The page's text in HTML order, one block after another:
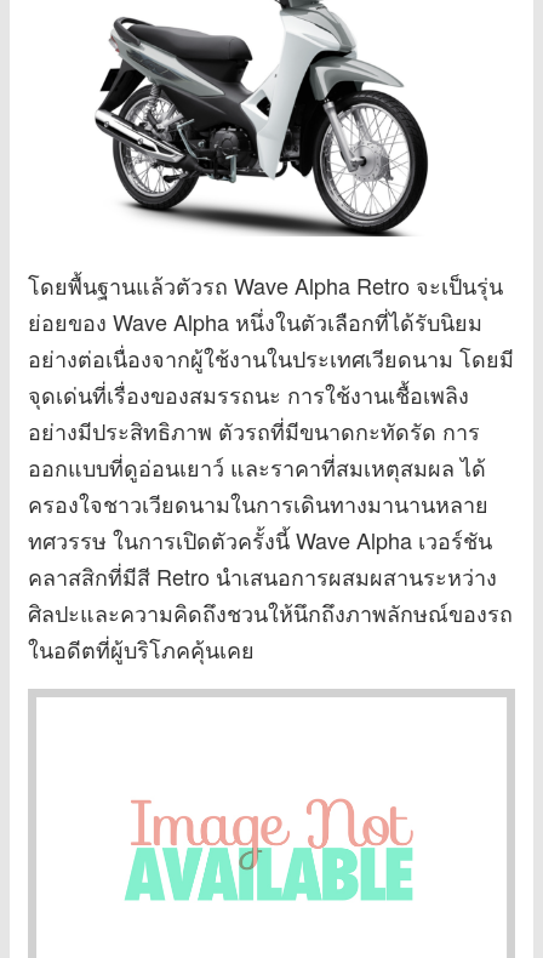
โดยพื้นฐานแล้วตัวรถ Wave Alpha Retro จะเป็นรุ่น
ย่อยของ Wave Alpha หนึ่งในตัวเลือกที่ได้รับนิยม
อย่างต่อเนื่องจากผู้ใช้งานในประเทศเวียดนาม โดยมี
จุดเด่นที่เรื่องของสมรรถนะ การใช้งานเชื้อเพลิง
อย่างมีประสิทธิภาพ ตัวรถที่มีขนาดกะทัดรัด การ
ออกแบบที่ดูอ่อนเยาว์ และราคาที่สมเหตุสมผล ได้
ครองใจชาวเวียดนามในการเดินทางมานานหลาย
ทศวรรษ ในการเปิดตัวครั้งนี้ Wave Alpha เวอร์ชัน
คลาสสิกที่มีสี Retro นำเสนอการผสมผสานระหว่าง
ศิลปะและความคิดถึงชวนให้นึกถึงภาพลักษณ์ของรถ
ในอดีตที่ผู้บริโภคคุ้นเคย